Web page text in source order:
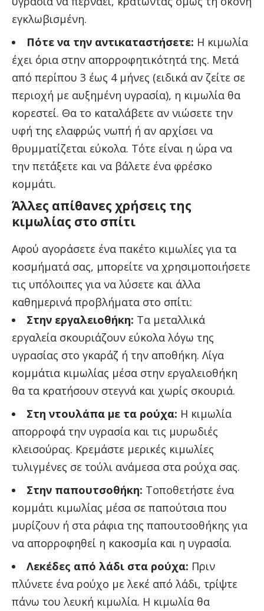
εγκλωβισμένη.
Πότε να την αντικαταστήσετε: Η κιμωλία
έχει όρια στην απορροφητικότητά της. Μετά
από περίπου 3 έως 4 μήνες (ειδικά αν ζείτε σε
περιοχή με αυξημένη υγρασία), η κιμωλία θα
κορεστεί. Θα το καταλάβετε αν νιώσετε την
υφή της ελαφρώς νωπή ή αν αρχίσει να
θρυμματίζεται εύκολα. Τότε είναι η ώρα να
την πετάξετε και να βάλετε ένα φρέσκο
κομμάτι.
Άλλες απίθανες χρήσεις της
κιμωλίας στο σπίτι
Αφού αγοράσετε ένα πακέτο κιμωλίες για τα
κοσμήματά σας, μπορείτε να χρησιμοποιήσετε
τις υπόλοιπες για να λύσετε και άλλα
καθημερινά προβλήματα στο σπίτι:
Στην εργαλειοθήκη: Τα μεταλλικά
εργαλεία σκουριάζουν εύκολα λόγω της
υγρασίας στο γκαράζ ή την αποθήκη. Λίγα
κομμάτια κιμωλίας μέσα στην εργαλειοθήκη
θα τα κρατήσουν στεγνά και χωρίς σκουριά.
Στη ντουλάπα με τα ρούχα: Η κιμωλία
απορροφά την υγρασία και τις μυρωδιές
κλεισούρας. Κρεμάστε μερικές κιμωλίες
τυλιγμένες σε τούλι ανάμεσα στα ρούχα σας.
Στην παπουτσοθήκη: Τοποθετήστε ένα
κομμάτι κιμωλίας μέσα σε παπούτσια που
μυρίζουν ή στα ράφια της παπουτσοθήκης για
να απορροφηθεί η κακοσμία και η υγρασία.
Λεκέδες από λάδι στα ρούχα: Πριν
πλύνετε ένα ρούχο με λεκέ από λάδι, τρίψτε
πάνω του λευκή κιμωλία. Η κιμωλία θα